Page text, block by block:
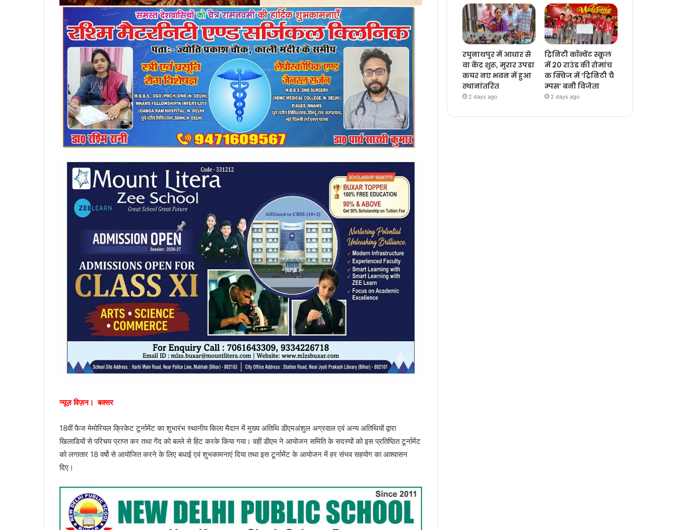
न्यूज़ विज़न। बक्सर
18वीं फैज मेमोरियल क्रिकेट टूर्नामेंट का शुभारंभ स्थानीय किला मैदान में मुख्य अतिथि डीएमअंशुल अग्रवाल एवं अन्य अतिथियों द्वारा
खिलाडियों से परिचय प्राप्त कर तथा गेंद को बल्ले से हिट करके किया गया। वहीं डीएम ने आयोजन समिति के सदस्यों को इस प्रतिष्ठित टूर्नामेंट
को लगातार 18 वर्षो से आयोजित करने के लिए बधाई एवं शुभकामनाएं दिया तथा इस टूर्नामेंट के आयोजन में हर संभव सहयोग का आश्वासन
दिए।
रघुनाथपुर में आधार से
वा केंद्र शुरू, मुरार उपडा
कघर नए भवन में हुआ
स्थानांतरित
2 days ago
ट्रिनिटी कॉन्वेंट स्कूल
में 20 राउंड की रोमांच
क क्विज में ‘ट्रिनिटी चै
म्पस’ बनी विजेता
2 days ago